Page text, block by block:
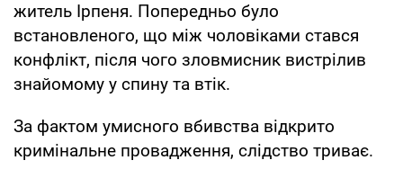
житель Ірпеня. Попередньо було
встановленого, що між чоловіками стався
конфлікт, після чого зловмисник вистрілив
знайомому у спину та втік.
За фактом умисного вбивства відкрито
кримінальне провадження, слідство триває.